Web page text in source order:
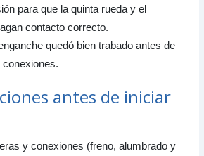
para que la quinta rueda y el
contacto correcto.
quedó bien trabado antes de
conexiones.
antes de iniciar
y conexiones (freno, alumbrado y